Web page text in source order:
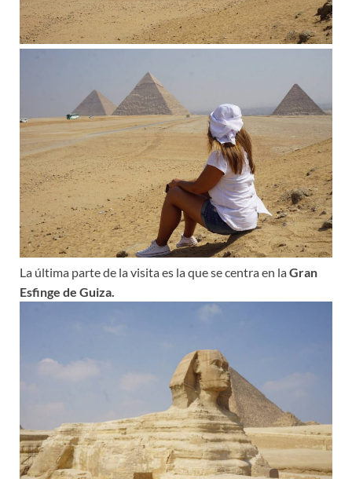
La última parte de la visita es la que se centra en laGran
Esfinge de Guiza.